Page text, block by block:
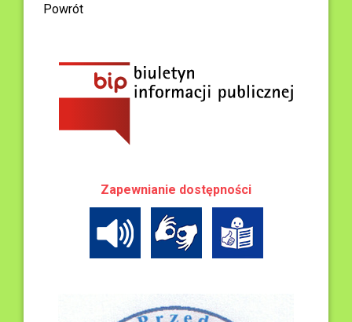
Powrót
Zapewnianie dostępności